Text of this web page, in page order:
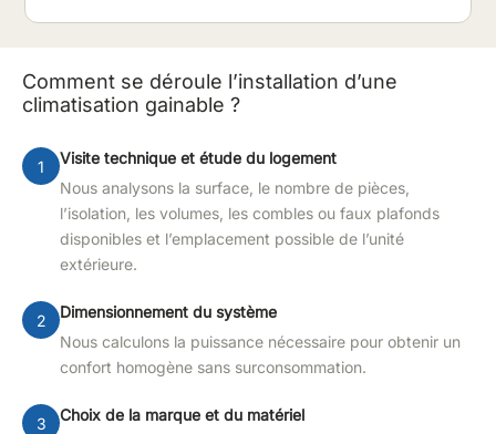
Comment se déroule l’installation d’une
climatisation gainable ?
Visite technique et étude du logement
Nous analysons la surface, le nombre de pièces,
l’isolation, les volumes, les combles ou faux plafonds
disponibles et l’emplacement possible de l’unité
extérieure.
Dimensionnement du système
Nous calculons la puissance nécessaire pour obtenir un
confort homogène sans surconsommation.
Choix de la marque et du matériel